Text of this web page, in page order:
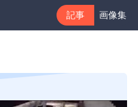
記事 画像集